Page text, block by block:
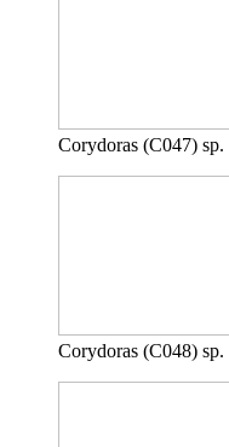
Corydoras (C047) sp.
Corydoras (C048) sp.